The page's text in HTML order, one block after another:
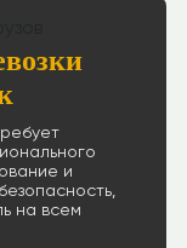
и
на всем